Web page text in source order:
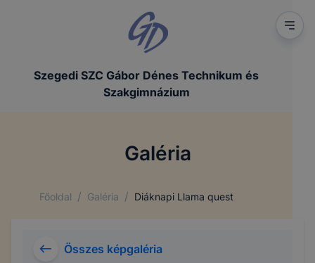
Szegedi SZC Gábor Dénes Technikum és
Szakgimnázium
Galéria
Főoldal / Galéria / Diáknapi Llama quest
Összes képgaléria